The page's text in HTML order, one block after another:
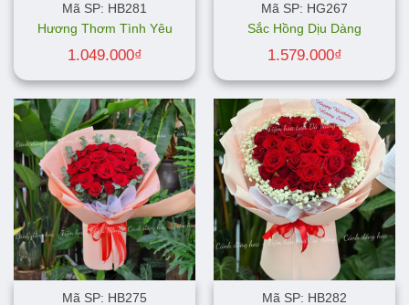
Mã SP: HB281
Hương Thơm Tình Yêu
1.049.000₫
Mã SP: HG267
Sắc Hồng Dịu Dàng
1.579.000₫
Mã SP: HB275
Mã SP: HB282